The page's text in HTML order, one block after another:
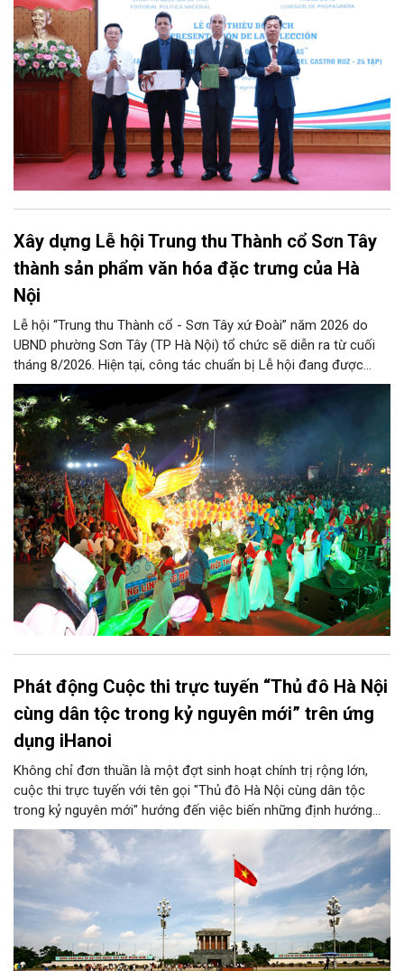
tập bằng tiếng Tây Ban Nha.
Xây dựng Lễ hội Trung thu Thành cổ Sơn Tây
thành sản phẩm văn hóa đặc trưng của Hà
Nội
Lễ hội “Trung thu Thành cổ - Sơn Tây xứ Đoài” năm 2026 do
UBND phường Sơn Tây (TP Hà Nội) tổ chức sẽ diễn ra từ cuối
tháng 8/2026. Hiện tại, công tác chuẩn bị Lễ hội đang được
chính quyền phường Sơn Tây cùng các phòng, ban, ngành, đơn
vị và 25 tổ dân phố khẩn trương triển khai, tạo khí thế sôi nổi,
sẵn sàng mang đến cho Nhân dân và du khách một mùa Trung
thu quy mô, đặc sắc và giàu bản sắc văn hóa xứ Đoài.
Phát động Cuộc thi trực tuyến “Thủ đô Hà Nội
cùng dân tộc trong kỷ nguyên mới” trên ứng
dụng iHanoi
Không chỉ đơn thuần là một đợt sinh hoạt chính trị rộng lớn,
cuộc thi trực tuyến với tên gọi "Thủ đô Hà Nội cùng dân tộc
trong kỷ nguyên mới" hướng đến việc biến những định hướng
chiến lược trong Nghị quyết số 02-NQ/TW của Bộ Chính trị
thành niềm tin, thành nhận thức chung của mỗi người dân.